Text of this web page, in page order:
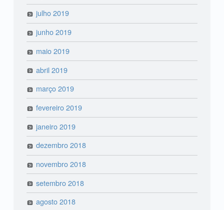
julho 2019
junho 2019
maio 2019
abril 2019
março 2019
fevereiro 2019
janeiro 2019
dezembro 2018
novembro 2018
setembro 2018
agosto 2018